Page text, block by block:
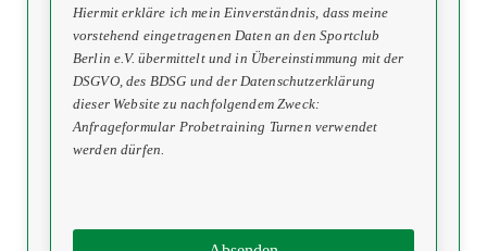
Hiermit erkläre ich mein Einverständnis, dass meine
vorstehend eingetragenen Daten an den Sportclub
Berlin e.V. übermittelt und in Übereinstimmung mit der
DSGVO, des BDSG und der Datenschutzerklärung
dieser Website zu nachfolgendem Zweck:
Anfrageformular Probetraining Turnen verwendet
werden dürfen.